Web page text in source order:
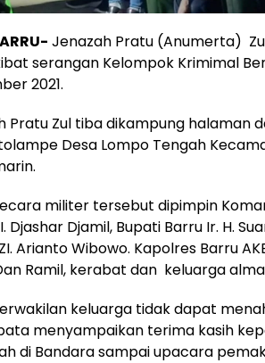
Jenazah Pratu (Anumerta)
serangan Kelompok Krimimal
2021.
Pratu Zul tiba dikampung halaman
Desa Lompo Tengah
militer tersebut dipimpin
Djashar Djamil, Bupati Barru Ir. H.
Arianto Wibowo. Kapolres Barru
Ramil, kerabat dan keluarga
keluarga tidak dapat
menyampaikan terima kasih
di Bandara sampai upacara